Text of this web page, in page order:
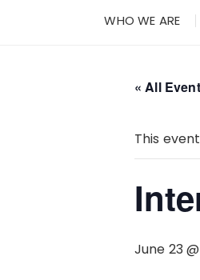
WHO WE ARE
« All
This
June 23